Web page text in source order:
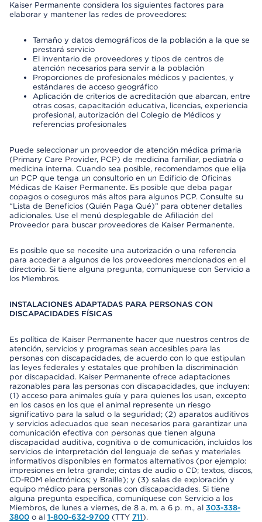
Kaiser Permanente considera los siguientes factores para
elaborar y mantener las redes de proveedores:
Tamaño y datos demográficos de la población a la que se
prestará servicio
El inventario de proveedores y tipos de centros de
atención necesarios para servir a la población
Proporciones de profesionales médicos y pacientes, y
estándares de acceso geográfico
Aplicación de criterios de acreditación que abarcan, entre
otras cosas, capacitación educativa, licencias, experiencia
profesional, autorización del Colegio de Médicos y
referencias profesionales
Puede seleccionar un proveedor de atención médica primaria
(Primary Care Provider, PCP) de medicina familiar, pediatría o
medicina interna. Cuando sea posible, recomendamos que elija
un PCP que tenga un consultorio en un Edificio de Oficinas
Médicas de Kaiser Permanente. Es posible que deba pagar
copagos o coseguros más altos para algunos PCP. Consulte su
“Lista de Beneficios (Quién Paga Qué)” para obtener detalles
adicionales. Use el menú desplegable de Afiliación del
Proveedor para buscar proveedores de Kaiser Permanente.
Es posible que se necesite una autorización o una referencia
para acceder a algunos de los proveedores mencionados en el
directorio. Si tiene alguna pregunta, comuníquese con Servicio a
los Miembros.
INSTALACIONES ADAPTADAS PARA PERSONAS CON
DISCAPACIDADES FÍSICAS
Es política de Kaiser Permanente hacer que nuestros centros de
atención, servicios y programas sean accesibles para las
personas con discapacidades, de acuerdo con lo que estipulan
las leyes federales y estatales que prohíben la discriminación
por discapacidad. Kaiser Permanente ofrece adaptaciones
razonables para las personas con discapacidades, que incluyen:
(1) acceso para animales guía y para quienes los usan, excepto
en los casos en los que el animal represente un riesgo
significativo para la salud o la seguridad; (2) aparatos auditivos
y servicios adecuados que sean necesarios para garantizar una
comunicación efectiva con personas que tienen alguna
discapacidad auditiva, cognitiva o de comunicación, incluidos los
servicios de interpretación del lenguaje de señas y materiales
informativos disponibles en formatos alternativos (por ejemplo:
impresiones en letra grande; cintas de audio o CD; textos, discos,
CD-ROM electrónicos; y Braille); y (3) salas de exploración y
equipo médico para personas con discapacidades. Si tiene
alguna pregunta específica, comuníquese con Servicio a los
Miembros, de lunes a viernes, de 8 a. m. a 6 p. m., al 303-338-
3800 o al 1-800-632-9700 (TTY 711).